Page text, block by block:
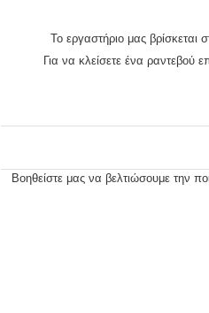
Το εργαστήριο μας βρίσκεται
Για να κλείσετε ένα ραντεβού
Βοηθείστε μας να βελτιώσουμε την